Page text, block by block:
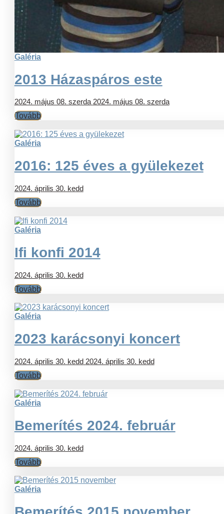
Galéria
2013 Házaspáros este
2024. május 08. szerda 2024. május 08. szerda
Tovább
Galéria
2016: 125 éves a gyülekezet
2024. április 30. kedd
Tovább
Galéria
Ifi konfi 2014
2024. április 30. kedd
Tovább
Galéria
2023 karácsonyi koncert
2024. április 30. kedd 2024. április 30. kedd
Tovább
Galéria
Bemerítés 2024. február
2024. április 30. kedd
Tovább
Galéria